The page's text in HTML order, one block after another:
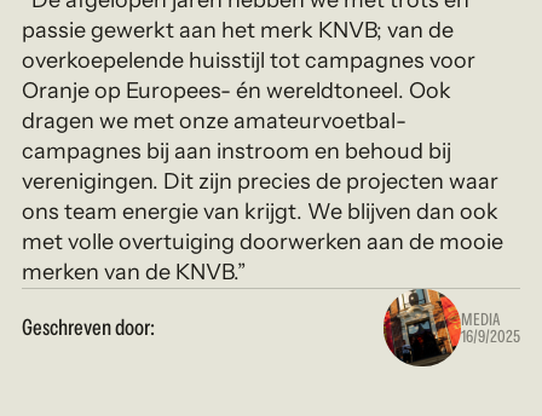
passie gewerkt aan het merk KNVB; van de
overkoepelende huisstijl tot campagnes voor
Oranje op Europees- én wereldtoneel. Ook
dragen we met onze amateurvoetbal-
campagnes bij aan instroom en behoud bij
verenigingen. Dit zijn precies de projecten waar
ons team energie van krijgt. We blijven dan ook
met volle overtuiging doorwerken aan de mooie
merken van de KNVB.”
Geschreven door: MEDIA
16/9/2025